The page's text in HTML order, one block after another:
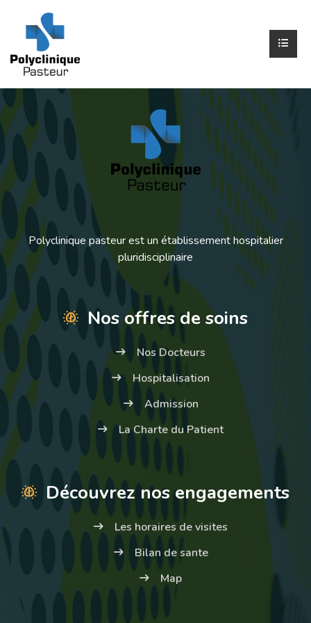
Polyclinique pasteur est un établissement hospitalier
pluridisciplinaire
Nos offres de soins
Nos Docteurs
Hospitalisation
Admission
La Charte du Patient
Découvrez nos engagements
Les horaires de visites
Bilan de sante
Map